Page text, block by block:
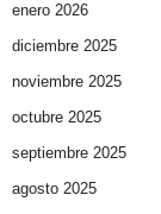
enero 2026
diciembre 2025
noviembre 2025
octubre 2025
septiembre 2025
agosto 2025